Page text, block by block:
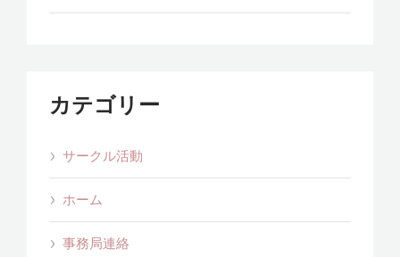
カテゴリー
サークル活動
ホーム
事務局連絡